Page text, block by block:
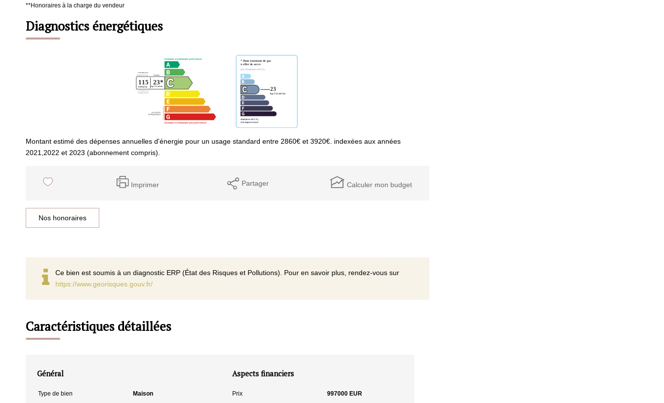
**Honoraires à la charge du vendeur
Diagnostics énergétiques
Montant estimé des dépenses annuelles d'énergie pour un usage standard entre 2860€ et 3920€. indexées aux années
2021,2022 et 2023 (abonnement compris).
Imprimer Partager Calculer mon budget
Nos honoraires
Ce bien est soumis à un diagnostic ERP (État des Risques et Pollutions). Pour en savoir plus, rendez-vous sur
https://www.georisques.gouv.fr/
Caractéristiques détaillées
Général
Type de bien Maison
Aspects financiers
Prix 997000 EUR